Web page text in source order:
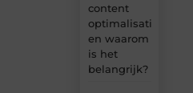
content
optimalisatie
en waarom
is het
belangrijk?